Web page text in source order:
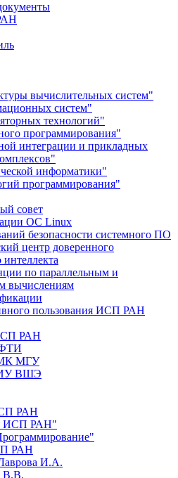
вычислительных систем"
систем"
технологий"
программирования"
интеграции и прикладных
информатики"
программирования"
совет
ОС Linux
безопасности системного ПО
центр доверенного
интеллекта
по параллельным и
вычислениям
пользования ИСП РАН
РАН
МГУ
ВШЭ
РАН
ИСП РАН"
РАН
И.А.
В.В.